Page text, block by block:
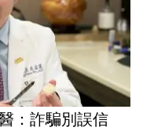
：詐騙別誤信